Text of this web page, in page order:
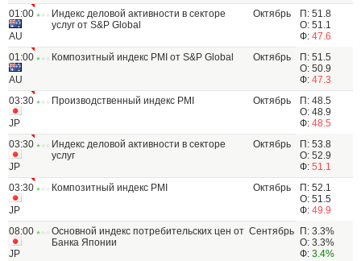
01:00
AU
Индекс деловой активности в секторе
услуг от S&P Global
Октябрь
П: 51.8
О: 51.1
Ф: 47.6
01:00
AU
Композитный индекс PMI от S&P Global Октябрь
П: 51.5
О: 50.9
Ф: 47.3
03:30
JP
Производственный индекс PMI Октябрь
П: 48.5
О: 48.9
Ф: 48.5
03:30
JP
Индекс деловой активности в секторе
услуг
Октябрь
П: 53.8
О: 52.9
Ф: 51.1
03:30
JP
Композитный индекс PMI Октябрь
П: 52.1
О: 51.5
Ф: 49.9
08:00
JP
Основной индекс потребительских цен от
Банка Японии
Сентябрь
П: 3.3%
О: 3.3%
Ф: 3.4%